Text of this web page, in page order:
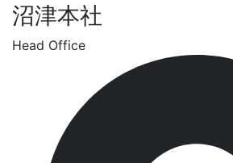
沼津本社
Head Office